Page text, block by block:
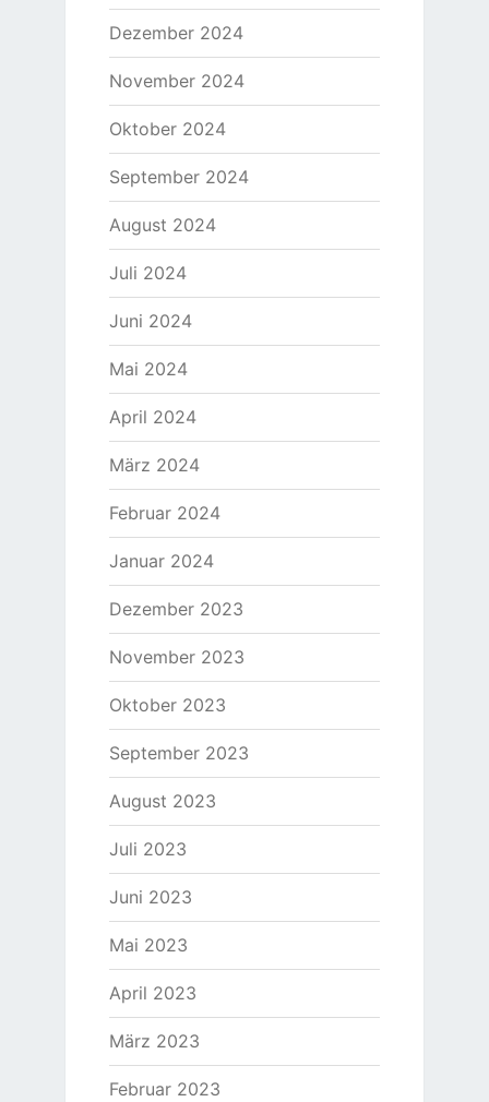
Dezember 2024
November 2024
Oktober 2024
September 2024
August 2024
Juli 2024
Juni 2024
Mai 2024
April 2024
März 2024
Februar 2024
Januar 2024
Dezember 2023
November 2023
Oktober 2023
September 2023
August 2023
Juli 2023
Juni 2023
Mai 2023
April 2023
März 2023
Februar 2023